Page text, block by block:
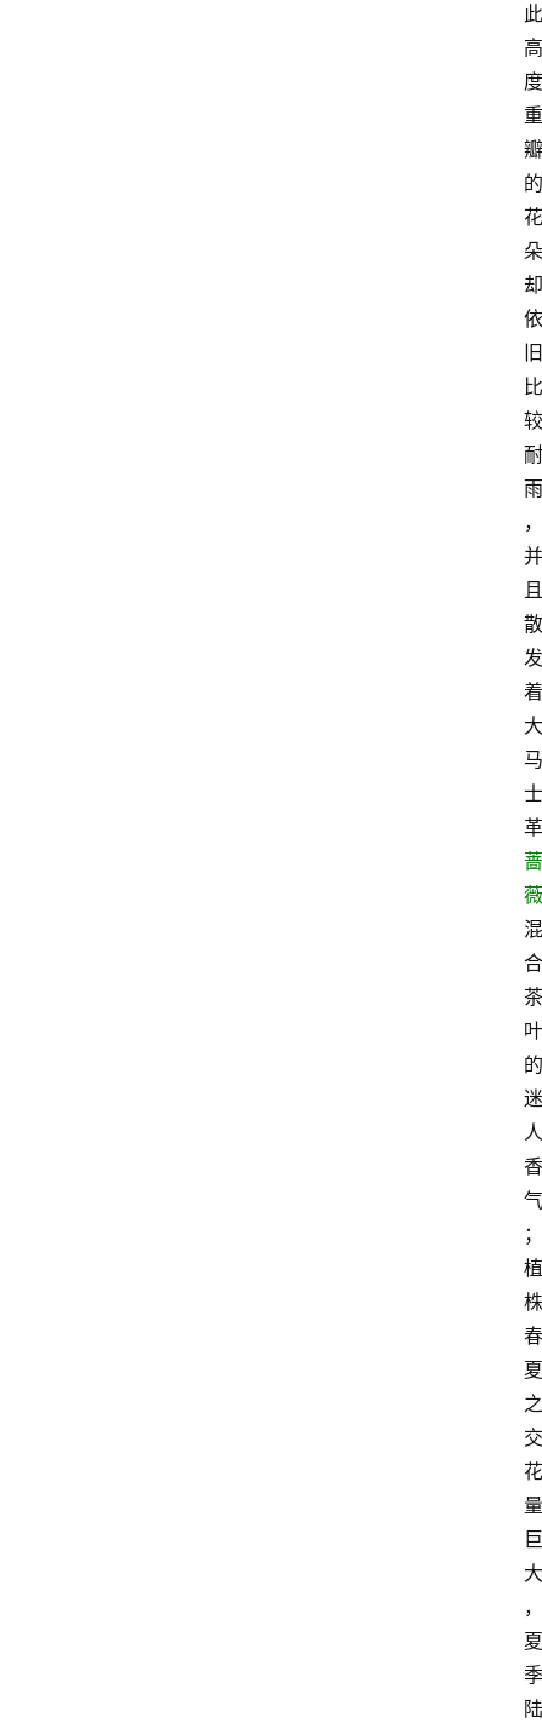
此
高
度
重
瓣
的
花
朵
却
依
旧
比
较
耐
雨
，
并
且
散
发
着
大
马
士
革
蔷
薇
混
合
茶
叶
的
迷
人
香
气
；
植
株
春
夏
之
交
花
量
巨
大
，
夏
季
陆